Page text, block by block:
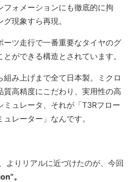
フォメーションにも徹底的に拘
現象すら再現。
ーツ走行で一番重要なタイヤのグ
ができる構造とされています。
組み上げまで全て日本製。ミクロ
質高精度にこだわり、実用性の高
ミュレータ、それが「T3Rフロー
レーター」なんです。
よりリアルに近づけたのが、今回
。